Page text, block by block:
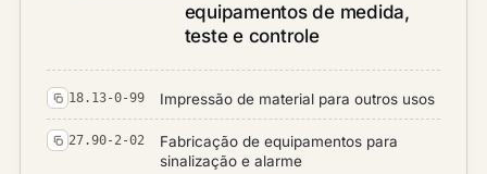
equipamentos de medida,
teste e controle
18.13-0-99 Impressão de material para outros usos
27.90-2-02
Fabricação de equipamentos para
sinalização e alarme